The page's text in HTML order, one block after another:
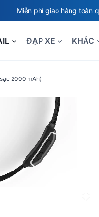
Miễn phí giao hàng toàn
ĐẠP XE KHÁC
2000 mAh)